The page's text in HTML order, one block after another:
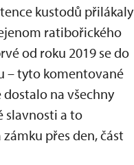
kustodů přilákaly
ratibořického
od roku 2019 se do
– tyto komentované
na všechny
slavnosti a to
přes den, část